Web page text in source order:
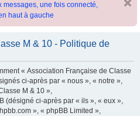
c
messages, une fois connecté,
haut à gauche
M & 10 - Politique de
« Association Française de Classe
ci-après par « nous », « notre »,
M & 10 »,
(désigné ci-après par « ils », « eux »,
», « phpBB Limited »,